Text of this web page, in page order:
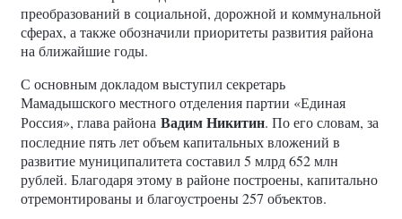
преобразований в социальной, дорожной и коммунальной
сферах, а также обозначили приоритеты развития района
на ближайшие годы.
С основным докладом выступил секретарь
Мамадышского местного отделения партии «Единая
Россия», глава района Вадим Никитин. По его словам, за
последние пять лет объем капитальных вложений в
развитие муниципалитета составил 5 млрд 652 млн
рублей. Благодаря этому в районе построены, капитально
отремонтированы и благоустроены 257 объектов.